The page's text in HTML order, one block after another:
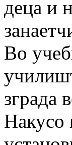
деца и
Во
зграда
Накусо